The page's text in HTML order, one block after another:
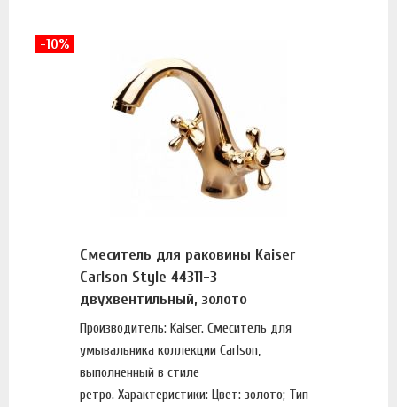
Смеситель для раковины Kaiser
Carlson Style 44311-3
двухвентильный, золото
Производитель: Kaiser. Смеситель для
умывальника коллекции Carlson,
выполненный в стиле
ретро. Характеристики: Цвет: золото; Тип
-10%